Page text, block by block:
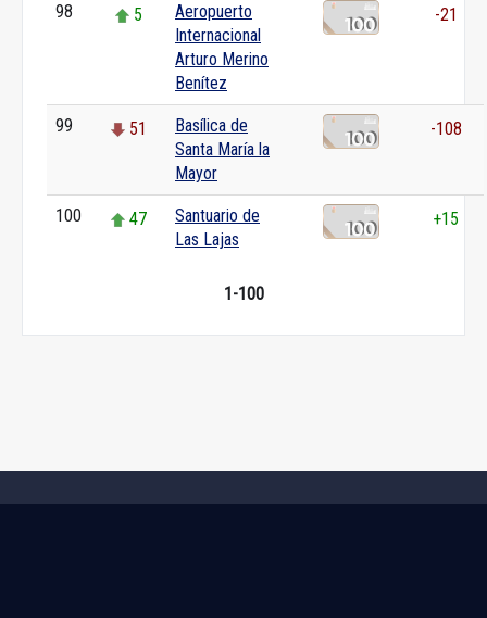
98 5
Aeropuerto
Internacional
Arturo Merino
Benítez
-21
99 51
Basílica de
Santa María la
Mayor
-108
100 47
Santuario de
Las Lajas
+15
1-100